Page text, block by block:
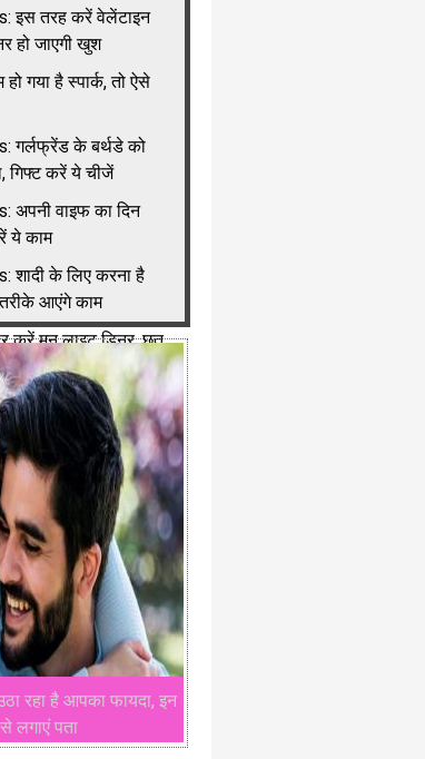
इस तरह करें वेलेंटाइन
हो जाएगी खुश
गया है स्पार्क, तो ऐसे
गर्लफ्रेंड के बर्थडे को
गिफ्ट करें ये चीजें
अपनी वाइफ का दिन
ये काम
शादी के लिए करना है
आएंगे काम
करें मून लाइट डिनर, छत
रहा है आपका फायदा, इन
लगाएं पता